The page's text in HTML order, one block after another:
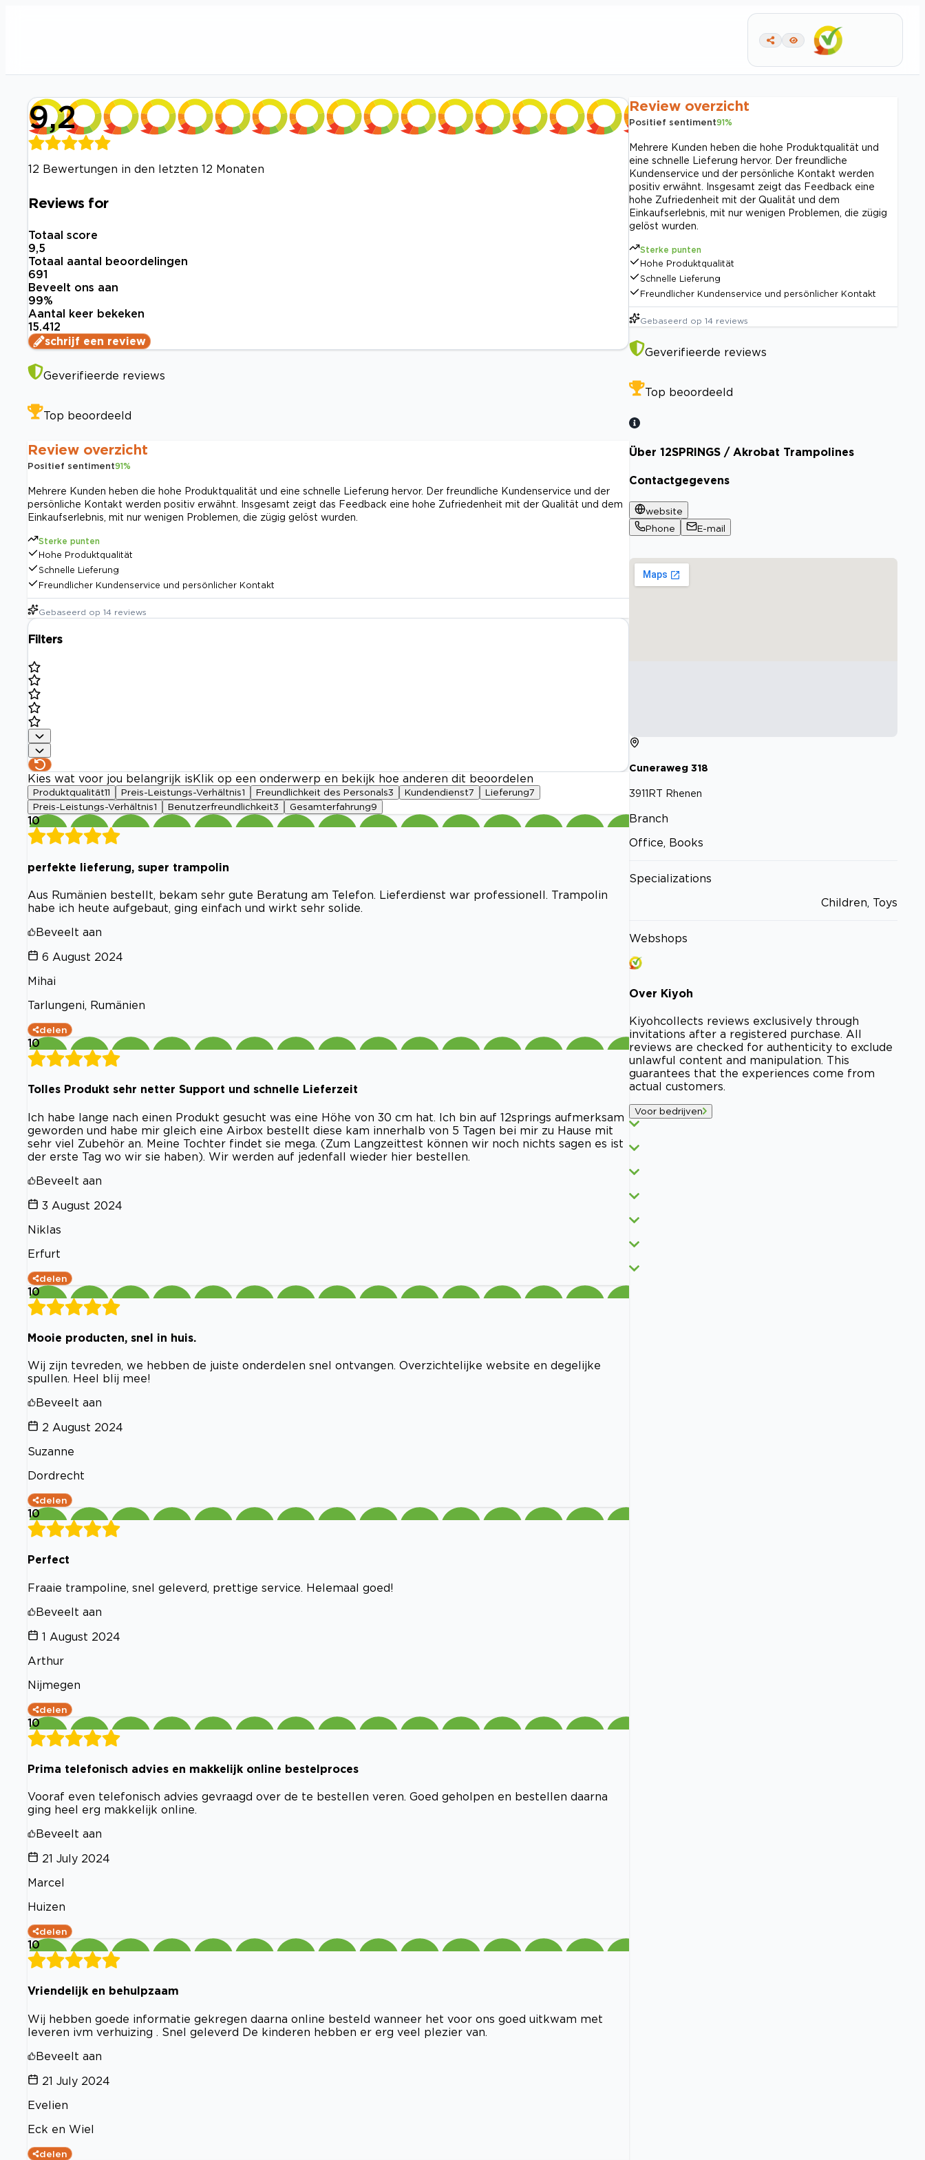
9,2
12 Bewertungen in den letzten 12 Monaten
Reviews for
Totaal score
9,5
Totaal aantal beoordelingen
691
Beveelt ons aan
99%
Aantal keer bekeken
15.412
schrijf een review
Geverifieerde reviews
Top beoordeeld
Review overzicht
Positief sentiment91%
Mehrere Kunden heben die hohe Produktqualität und eine schnelle Lieferung hervor. Der freundliche Kundenservice und der
persönliche Kontakt werden positiv erwähnt. Insgesamt zeigt das Feedback eine hohe Zufriedenheit mit der Qualität und dem
Einkaufserlebnis, mit nur wenigen Problemen, die zügig gelöst wurden.
Sterke punten
Hohe Produktqualität
Schnelle Lieferung
Freundlicher Kundenservice und persönlicher Kontakt
Gebaseerd op 14 reviews
Filters
Kies wat voor jou belangrijk is Klik op een onderwerp en bekijk hoe anderen dit beoordelen
Produktqualität11 Preis-Leistungs-Verhältnis1 Freundlichkeit des Personals3 Kundendienst7 Lieferung7
Preis-Leistungs-Verhältnis1 Benutzerfreundlichkeit3 Gesamterfahrung9
10
perfekte lieferung, super trampolin
Aus Rumänien bestellt, bekam sehr gute Beratung am Telefon. Lieferdienst war professionell. Trampolin
habe ich heute aufgebaut, ging einfach und wirkt sehr solide.
Beveelt aan
6 August 2024
Mihai
Tarlungeni, Rumänien
delen
10
Tolles Produkt sehr netter Support und schnelle Lieferzeit
Ich habe lange nach einen Produkt gesucht was eine Höhe von 30 cm hat. Ich bin auf 12springs aufmerksam
geworden und habe mir gleich eine Airbox bestellt diese kam innerhalb von 5 Tagen bei mir zu Hause mit
sehr viel Zubehör an. Meine Tochter findet sie mega. (Zum Langzeittest können wir noch nichts sagen es ist
der erste Tag wo wir sie haben). Wir werden auf jedenfall wieder hier bestellen.
Beveelt aan
3 August 2024
Niklas
Erfurt
delen
10
Mooie producten, snel in huis.
Wij zijn tevreden, we hebben de juiste onderdelen snel ontvangen. Overzichtelijke website en degelijke
spullen. Heel blij mee!
Beveelt aan
2 August 2024
Suzanne
Dordrecht
delen
10
Perfect
Fraaie trampoline, snel geleverd, prettige service. Helemaal goed!
Beveelt aan
1 August 2024
Arthur
Nijmegen
delen
10
Prima telefonisch advies en makkelijk online bestelproces
Vooraf even telefonisch advies gevraagd over de te bestellen veren. Goed geholpen en bestellen daarna
ging heel erg makkelijk online.
Beveelt aan
21 July 2024
Marcel
Huizen
delen
10
Vriendelijk en behulpzaam
Wij hebben goede informatie gekregen daarna online besteld wanneer het voor ons goed uitkwam met
leveren ivm verhuizing . Snel geleverd De kinderen hebben er erg veel plezier van.
Beveelt aan
21 July 2024
Evelien
Eck en Wiel
delen
Review overzicht
Positief sentiment91%
Mehrere Kunden heben die hohe Produktqualität und
eine schnelle Lieferung hervor. Der freundliche
Kundenservice und der persönliche Kontakt werden
positiv erwähnt. Insgesamt zeigt das Feedback eine
hohe Zufriedenheit mit der Qualität und dem
Einkaufserlebnis, mit nur wenigen Problemen, die zügig
gelöst wurden.
Sterke punten
Hohe Produktqualität
Schnelle Lieferung
Freundlicher Kundenservice und persönlicher Kontakt
Gebaseerd op 14 reviews
Geverifieerde reviews
Top beoordeeld
Über 12SPRINGS / Akrobat Trampolines
Contactgegevens
website
Phone
E-mail
Cuneraweg 318
3911RT Rhenen
Branch
Office, Books
Specializations
Children, Toys
Webshops
Over Kiyoh
Kiyohcollects reviews exclusively through
invitations after a registered purchase. All
reviews are checked for authenticity to exclude
unlawful content and manipulation. This
guarantees that the experiences come from
actual customers.
Voor bedrijven